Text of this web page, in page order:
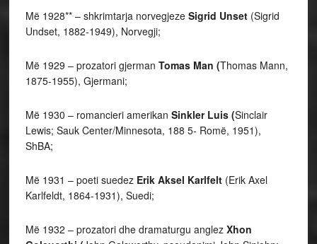
Më 1928** – shkrimtarja norvegjeze Sigrid Unset (Sigrid
Undset, 1882-1949), Norvegji;
Më 1929 – prozatori gjerman Tomas Man (Thomas Mann,
1875-1955), Gjermani;
Më 1930 – romancieri amerikan Sinkler Luis (Sinclair
Lewis; Sauk Center/Minnesota, 188 5- Romë, 1951),
ShBA;
Më 1931 – poeti suedez Erik Aksel Karlfelt (Erik Axel
Karlfeldt, 1864-1931), Suedi;
Më 1932 – prozatori dhe dramaturgu anglez Xhon